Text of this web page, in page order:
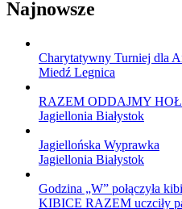
Najnowsze
Charytatywny Turniej dla
Miedź Legnica
RAZEM ODDAJMY
Jagiellonia Białystok
Jagiellońska Wyprawka
Jagiellonia Białystok
Godzina „W” połączyła
KIBICE RAZEM uczciły